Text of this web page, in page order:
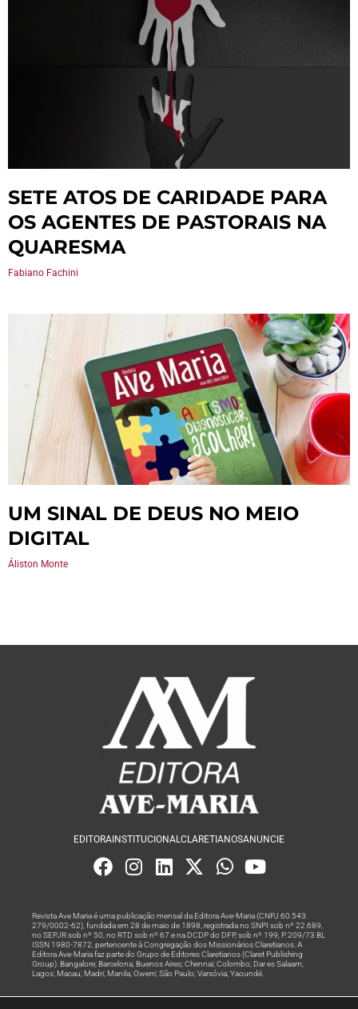
SETE ATOS DE CARIDADE PARA
OS AGENTES DE PASTORAIS NA
QUARESMA
Fabiano Fachini
UM SINAL DE DEUS NO MEIO
DIGITAL
Áliston Monte
EDITORA INSTITUCIONALCLARETIANOSANUNCIE
Revista Ave Maria é uma publicação mensal da Editora Ave-Maria (CNPJ 60.543.
279/0002-62), fundada em 28 de maio de 1898, registrada no SNPI sob nº 22.689,
no SEPJR sob nº 50, no RTD sob nº 67 e na DCDP do DFP, sob nº 199, P. 209/73 BL
ISSN 1980-7872, pertencente à Congregação dos Missionários Claretianos. A
Editora Ave-Maria faz parte do Grupo de Editores Claretianos (Claret Publishing
Group). Bangalore; Barcelona; Buenos Aires; Chennai; Colombo; Dar es Salaam;
Lagos; Macau; Madri; Manila; Owerri; São Paulo; Varsóvia; Yaoundé.